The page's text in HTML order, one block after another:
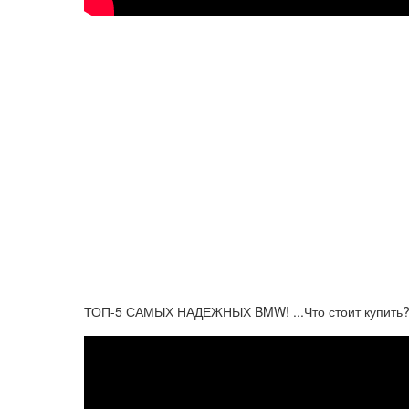
ТОП-5 САМЫХ НАДЕЖНЫХ BMW! ...Что стоит купить?